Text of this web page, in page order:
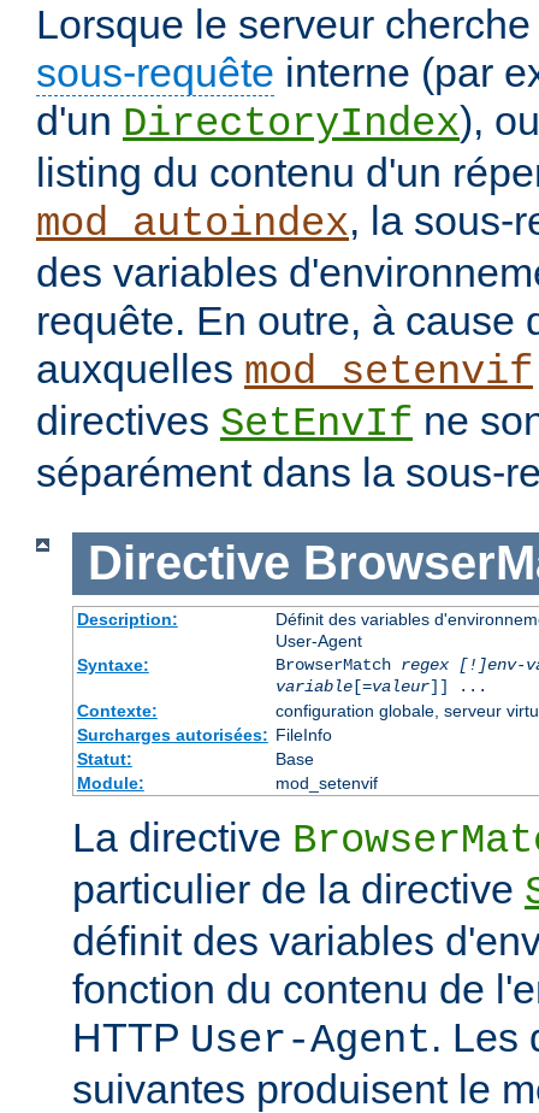
Lorsque le serveur
sous-requête interne (par
d'un DirectoryIndex),
listing du contenu d'un
mod_autoindex, la sous-
des variables
requête. En outre, à cause
auxquelles mod_setenvif
directives SetEnvIf ne
séparément dans la sous-
Directive
Description:
Définit des variables
User-Agent
Syntaxe:
BrowserMatch regex [!]env-
variable[=valeur]] ...
Contexte:
configuration globale, serveur
Surcharges autorisées: FileInfo
Statut:
Base
Module:
mod_setenvif
La directive
particulier de la directive
définit des variables
fonction du contenu de
HTTP User-Agent. Les
suivantes produisent le